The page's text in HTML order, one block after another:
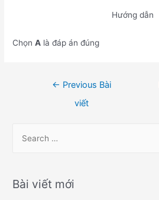
Hướng dẫn
ChọnA là đáp án đúng
← Previous Bài
viết
rBài viết mới